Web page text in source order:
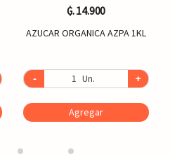
₲. 14.900
AZUCAR ORGANICA AZPA 1KL
- Un. +
Agregar